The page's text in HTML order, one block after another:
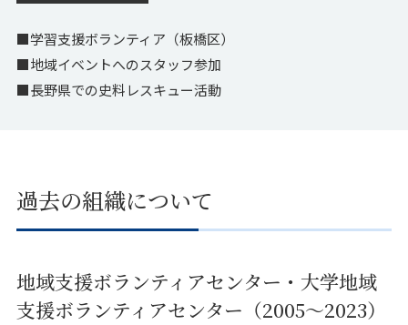
■学習支援ボランティア（板橋区）
■地域イベントへのスタッフ参加
■長野県での史料レスキュー活動
過去の組織について
地域支援ボランティアセンター・大学地域
支援ボランティアセンター（2005～2023）